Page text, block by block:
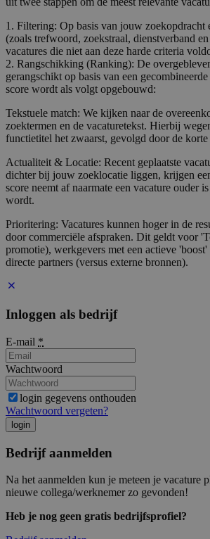
1. Filtering: Op basis van jouw zoekopdracht
(zoals trefwoord, zoekstraal, dienstverband
vacatures die niet aan deze harde criteria
2. Rangschikking (Ranking): De
gerangschikt op basis van een
score wordt als volgt opgebouwd:
Tekstuele match: We kijken naar de
zoektermen en de vacaturetekst. Hierbij
functietitel het zwaarst, gevolgd door de
Actualiteit & Locatie: Recent geplaatste
dichter bij jouw zoeklocatie liggen, krijgen
score neemt af naarmate een vacature ouder
wordt.
Prioritering: Vacatures kunnen hoger in de
door commerciële afspraken. Dit geldt voor
promotie), werkgevers met een actieve 'boost'
directe partners (versus externe bronnen).
Inloggen als bedrijf
E-mail *
Wachtwoord
login gegevens onthouden
Wachtwoord vergeten?
login
Bedrijf aanmelden
Na het aanmelden kun je meteen je vacature
nieuwe collega/werknemer zo gevonden!
Heb je nog geen gratis bedrijfsprofiel?